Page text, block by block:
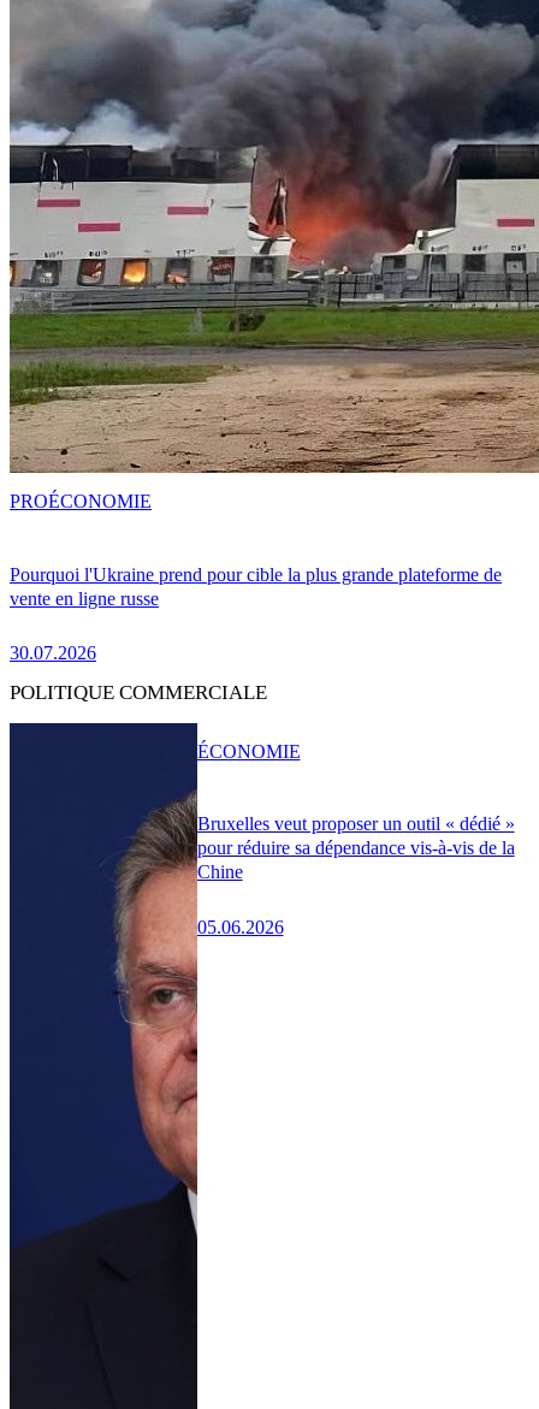
Pourquoi l'Ukraine prend pour cible la plus grande plateforme de
vente en ligne russe
30.07.2026
PROÉCONOMIE
POLITIQUE COMMERCIALE
Bruxelles veut proposer un outil « dédié »
pour réduire sa dépendance vis-à-vis de la
Chine
05.06.2026
ÉCONOMIE